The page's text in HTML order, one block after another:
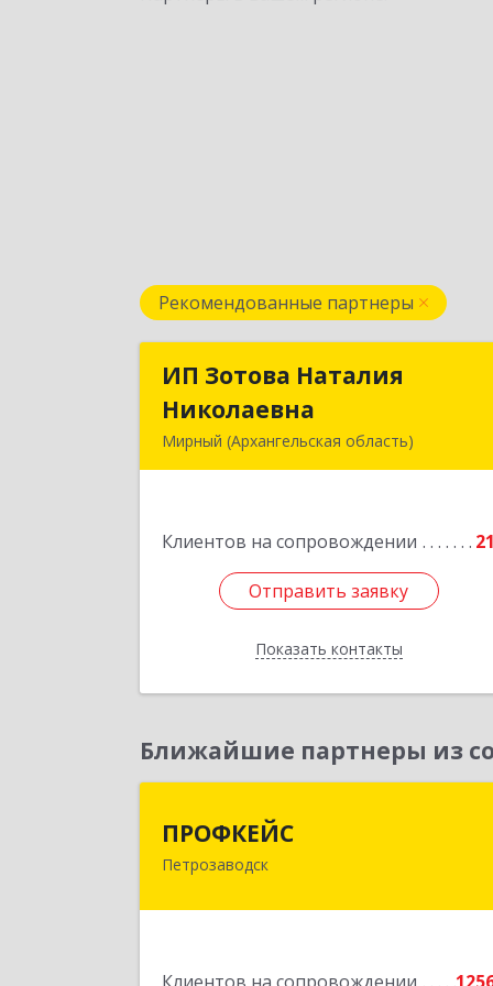
Рекомендованные партнеры
ИП Зотова Наталия
Николаевна
Мирный (Архангельская область)
Клиентов на сопровождении 21
Отправить заявку
Показать контакты
ИП Зотова Наталия
Подробнее
Отправить заявку
Назад
Ближайшие партнеры из
ПРОФКЕЙС
Петрозаводск
185035, Карелия Респ, Петрозаводск г,